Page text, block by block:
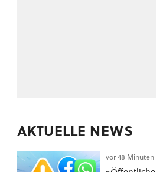
AKTUELLE NEWS
vor 48 Minuten